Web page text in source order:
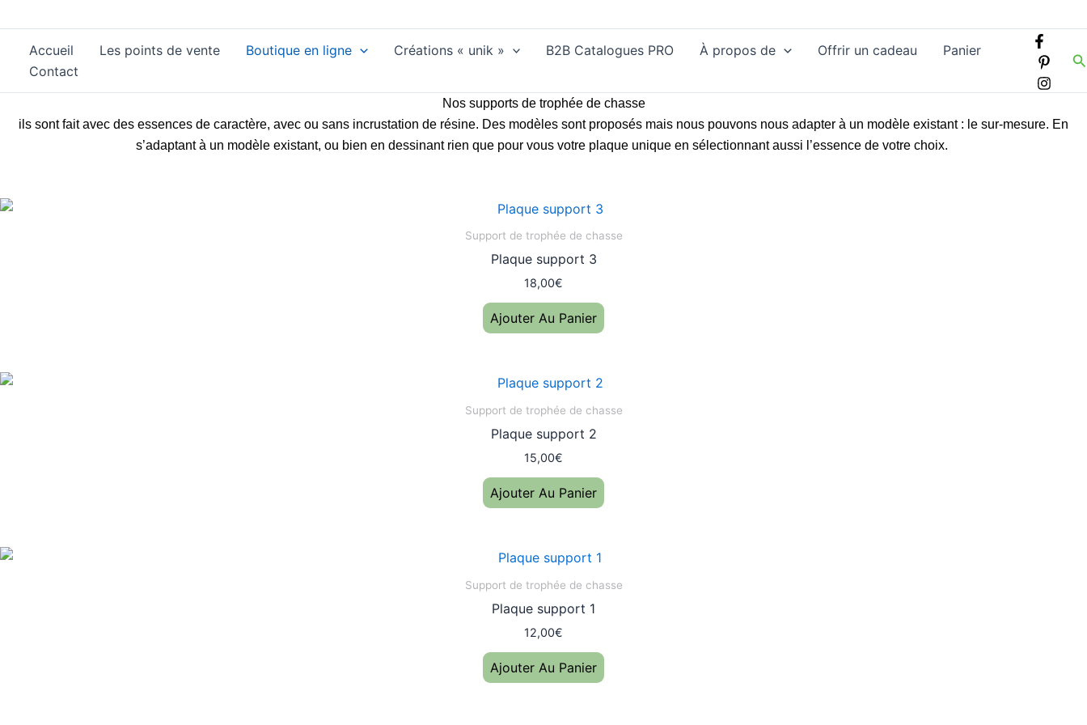
au
contenuAccueil Les points de vente Boutique en ligne Créations « unik » B2B Catalogues PRO À propos de Offrir un cadeau
Panier
Contact
Nos supports de trophée de chasse
ils sont fait avec des essences de caractère, avec ou sans incrustation de résine. Des modèles sont proposés mais nous pouvons nous adapter à un modèle existant : le sur-mesure. En
s’adaptant à un modèle existant, ou bien en dessinant rien que pour vous votre plaque unique en sélectionnant aussi l’essence de votre choix.
Support de trophée de chasse
Plaque support 3
18,00€
Ajouter Au Panier
Support de trophée de chasse
Plaque support 2
15,00€
Ajouter Au Panier
Support de trophée de chasse
Plaque support 1
12,00€
Ajouter Au Panier